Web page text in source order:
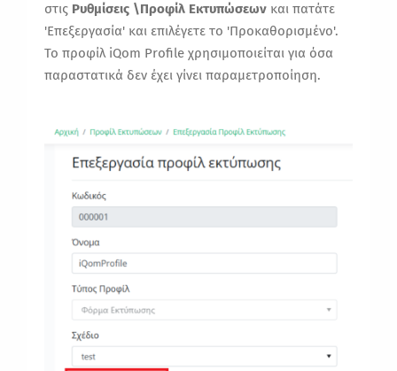
στις Ρυθμίσεις \Προφίλ Εκτυπώσεων και πατάτε
'Επεξεργασία' και επιλέγετε το 'Προκαθορισμένο'.
Το προφίλ iQom Profile χρησιμοποιείται για όσα
παραστατικά δεν έχει γίνει παραμετροποίηση.